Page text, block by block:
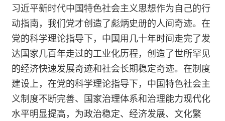
习近平新时代中国特色社会主义思想作为自己的行
动指南，我们党才创造了彪炳史册的人间奇迹。在
党的科学理论指导下，中国用几十年时间走完了发
达国家几百年走过的工业化历程，创造了世所罕见
的经济快速发展奇迹和社会长期稳定奇迹。在制度
建设上，在党的科学理论指导下，中国特色社会主
义制度不断完善、国家治理体系和治理能力现代化
水平明显提高，为政治稳定、经济发展、文化繁